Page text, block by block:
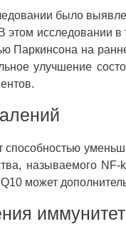
было
этом исследовании
Паркинсона на
улучшение
способностью
называемого NF-
может